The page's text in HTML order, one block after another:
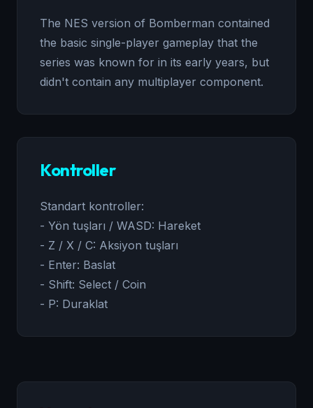
The NES version of Bomberman contained
the basic single-player gameplay that the
series was known for in its early years, but
didn't contain any multiplayer component.
Kontroller
Standart kontroller:
- Yön tuşları / WASD: Hareket
- Z / X / C: Aksiyon tuşları
- Enter: Baslat
- Shift: Select / Coin
- P: Duraklat